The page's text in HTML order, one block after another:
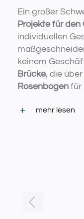
Ein großer
Projekte für den
individuellen
keinem
Brücke, die
Rosenbogen für
mehr lesen